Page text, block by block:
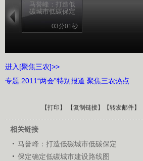
马誉峰：打造低
碳城市低碳保定
03分01秒
进入[聚焦三农]>>
专题:2011“两会”特别报道 聚焦三农热点
【打印 】 【复制链接】【转发邮件】
相关链接
马誉峰：打造低碳城市低碳保定
保定确定低碳城市建设路线图